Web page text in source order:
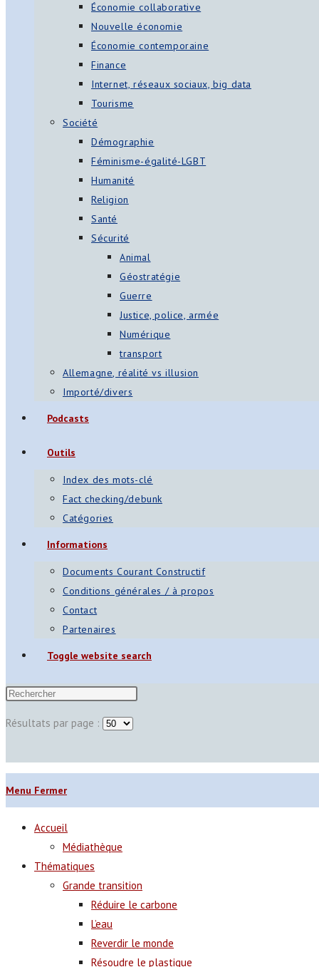
Économie collaborative
Nouvelle économie
Économie contemporaine
Finance
Internet, réseaux sociaux, big data
Tourisme
Société
Démographie
Féminisme-égalité-LGBT
Humanité
Religion
Santé
Sécurité
Animal
Géostratégie
Guerre
Justice, police, armée
Numérique
transport
Allemagne, réalité vs illusion
Importé/divers
Podcasts
Outils
Index des mots-clé
Fact checking/debunk
Catégories
Informations
Documents Courant Constructif
Conditions générales / à propos
Contact
Partenaires
Toggle website search
Résultats par page :
Menu Fermer
Accueil
Médiathèque
Thématiques
Grande transition
Réduire le carbone
L’eau
Reverdir le monde
Résoudre le plastique